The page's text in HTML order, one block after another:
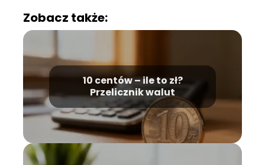
Zobacz także:
10 centów – ile to zł?
Przelicznik walut